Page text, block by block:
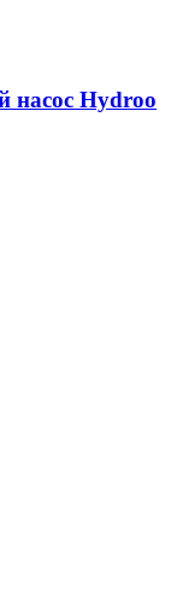
насос Hydroo